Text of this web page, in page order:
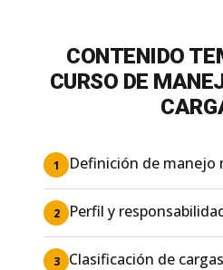
CONTENIDO
CURSO DE
1 Definición de manejo
2 Perfil y
3 Clasificación de